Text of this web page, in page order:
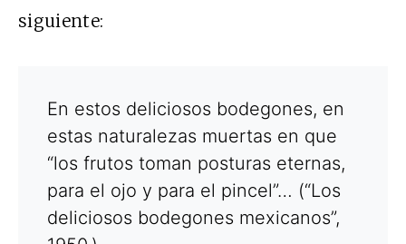
siguiente:
En estos deliciosos bodegones, en
estas naturalezas muertas en que
“los frutos toman posturas eternas,
para el ojo y para el pincel”… (“Los
deliciosos bodegones mexicanos”,